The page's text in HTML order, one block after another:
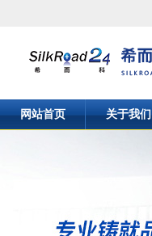
网站首页 关于我们